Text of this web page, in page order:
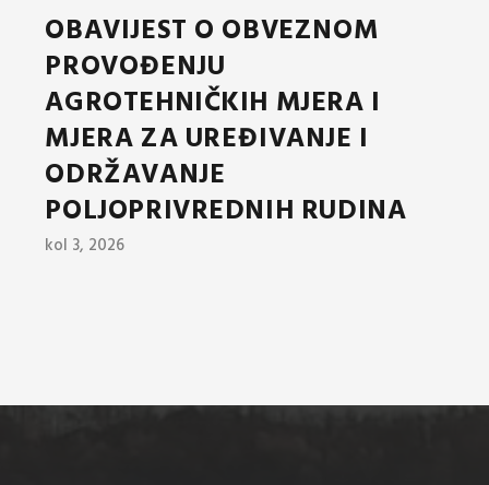
OBAVIJEST O OBVEZNOM
PROVOĐENJU
AGROTEHNIČKIH MJERA I
MJERA ZA UREĐIVANJE I
ODRŽAVANJE
POLJOPRIVREDNIH RUDINA
kol 3, 2026